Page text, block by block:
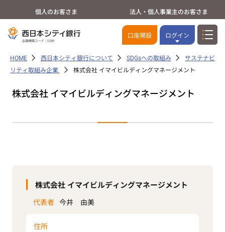
個人のお客さま 法人・個人事業主のお客さま
口座開設 ログイン
HOME 西日本シティ銀行について SDGsへの取組み
サステナビ
リティ取組み企業
株式会社 イマイビルディングマネージメント
株式会社 イマイビルディングマネージメント
株式会社 イマイビルディングマネージメント
代表者 今井 由美
住所